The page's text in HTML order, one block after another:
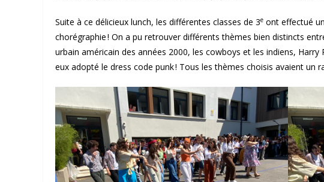
Suite à ce délicieux lunch, les différentes classes de 3e ont effectué
chorégraphie ! On a pu retrouver différents thèmes bien distincts
urbain américain des années 2000, les cowboys et les indiens,
eux adopté le dress code punk ! Tous les thèmes choisis avaient un